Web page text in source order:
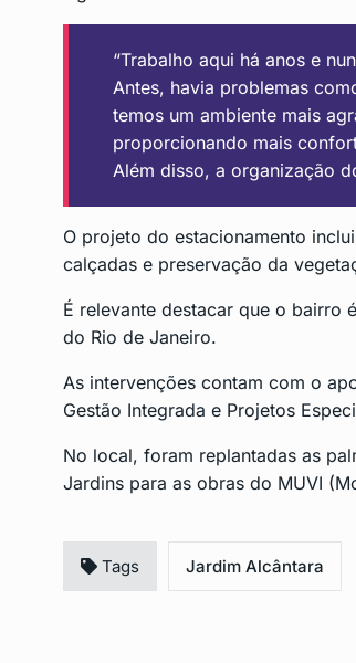
“Trabalho aqui há anos e
Antes, havia problemas
temos um ambiente mais
proporcionando mais
Além disso, a organização
O projeto do estacionamento
calçadas e preservação da
É relevante destacar que o bairro
do Rio de Janeiro.
As intervenções contam com o
Gestão Integrada e Projetos
No local, foram replantadas as
Jardins para as obras do MUVI
Tags Jardim Alcântara